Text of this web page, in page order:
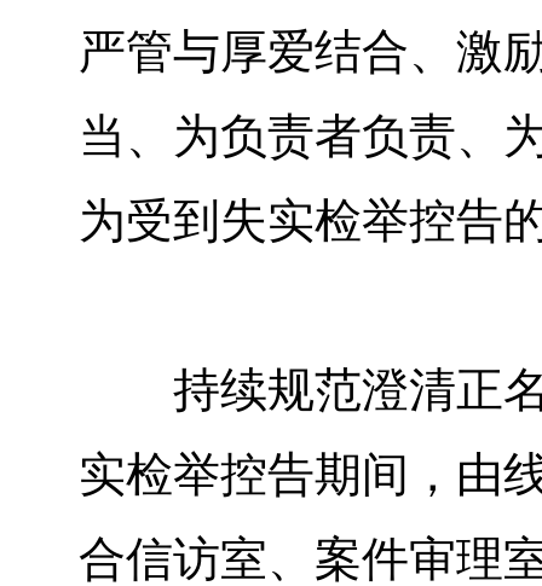
严管与厚爱结合、激
当、为负责者负责、
为受到失实检举控告
持续规范澄清正名
实检举控告期间，由
合信访室、案件审理